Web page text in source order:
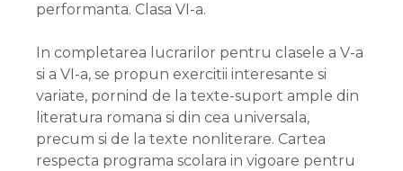
performanta. Clasa VI-a.
In completarea lucrarilor pentru clasele a V-a
si a VI-a, se propun exercitii interesante si
variate, pornind de la texte-suport ample din
literatura romana si din cea universala,
precum si de la texte nonliterare. Cartea
respecta programa scolara in vigoare pentru